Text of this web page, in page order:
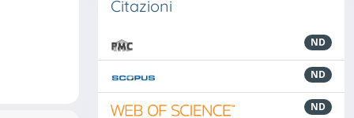
Citazioni
ND
ND
ND